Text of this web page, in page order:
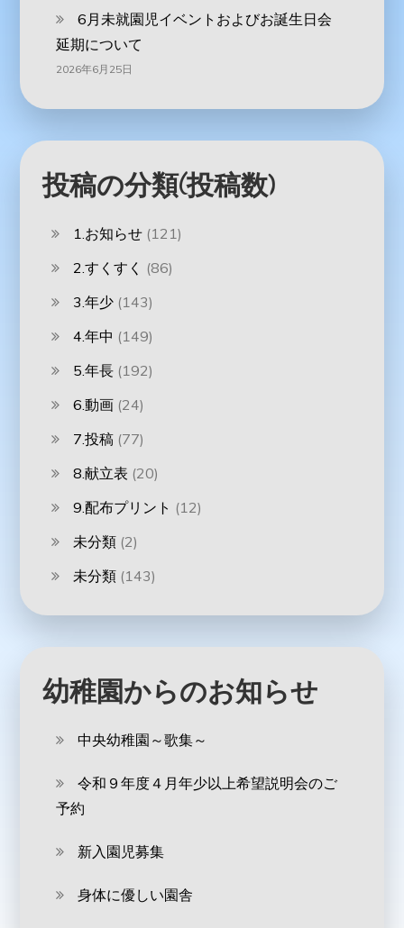
6月未就園児イベントおよびお誕生日会
延期について
2026年6月25日
投稿の分類(投稿数)
1.お知らせ (121)
2.すくすく (86)
3.年少 (143)
4.年中 (149)
5.年長 (192)
6.動画 (24)
7.投稿 (77)
8.献立表 (20)
9.配布プリント (12)
未分類 (2)
未分類 (143)
幼稚園からのお知らせ
中央幼稚園～歌集～
令和９年度４月年少以上希望説明会のご
予約
新入園児募集
身体に優しい園舎